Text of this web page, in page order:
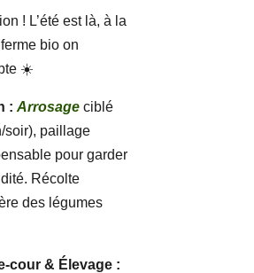
! L’été est là, à la
bio on
☀️
: Arrosage ciblé
soir), paillage
pour garder
Récolte
des légumes
cour & Élevage :